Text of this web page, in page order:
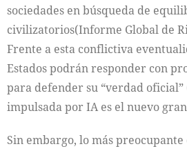
sociedades en búsqueda de
civilizatorios(Informe Global de
Frente a esta conflictiva
Estados podrán responder con
para defender su “verdad
impulsada por IA es el nuevo
Sin embargo, lo más